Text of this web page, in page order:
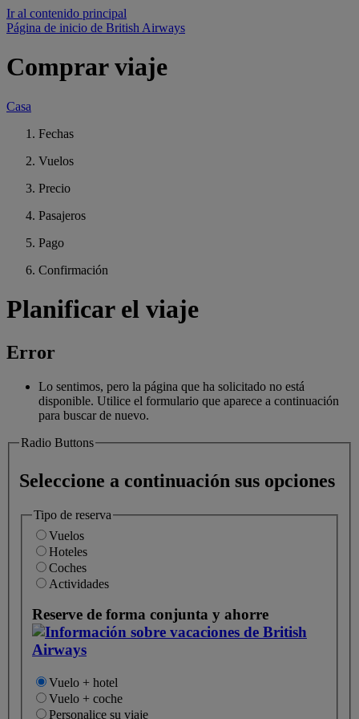
Ir al contenido principal
Página de inicio de British Airways
Comprar viaje
Casa
Fechas
Vuelos
Precio
Pasajeros
Pago
Confirmación
Planificar el viaje
Error
Lo sentimos, pero la página que ha solicitado no está
disponible. Utilice el formulario que aparece a continuación
para buscar de nuevo.
Radio Buttons
Seleccione a continuación sus opciones
Tipo de reserva
Vuelos
Hoteles
Coches
Actividades
Reserve de forma conjunta y ahorre
Vuelo + hotel
Vuelo + coche
Personalice su viaje